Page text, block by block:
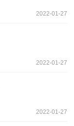
2022-01-27
2022-01-27
2022-01-27